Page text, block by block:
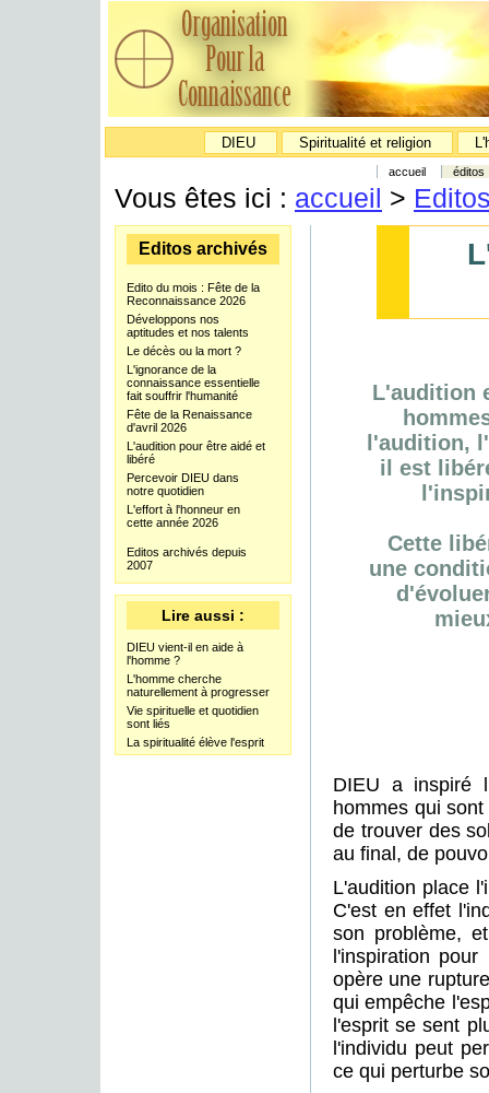
DIEU Spiritualité et religion
accueil éditos
Vous êtes ici : accueil >
L'audition
l'audition,
il est
Cette
une
DIEU a inspiré
hommes qui
de trouver des
au final, de
L'audition place
C'est en effet
son problème,
l'inspiration
opère une
qui empêche
l'esprit se sent
l'individu peut
ce qui perturbe
Editos archivés
Edito du mois : Fête de la
Reconnaissance 2026
Développons nos
aptitudes et nos talents
Le décès ou la mort ?
L'ignorance de la
connaissance essentielle
fait souffrir l'humanité
Fête de la Renaissance
d'avril 2026
L'audition pour être aidé et
libéré
Percevoir DIEU dans
notre quotidien
L'effort à l'honneur en
cette année 2026
Editos archivés depuis
2007
Lire aussi :
DIEU vient-il en aide à
l'homme ?
L'homme cherche
naturellement à progresser
Vie spirituelle et quotidien
sont liés
La spiritualité élève l'esprit